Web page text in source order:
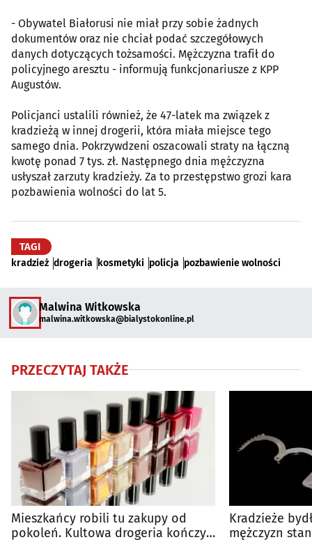
- Obywatel Białorusi nie miał przy sobie żadnych
dokumentów oraz nie chciał podać szczegółowych
danych dotyczących tożsamości. Mężczyzna trafił do
policyjnego aresztu - informują funkcjonariusze z KPP
Augustów.
Policjanci ustalili również, że 47-latek ma związek z
kradzieżą w innej drogerii, która miała miejsce tego
samego dnia. Pokrzywdzeni oszacowali straty na łączną
kwotę ponad 7 tys. zł. Następnego dnia mężczyzna
usłyszał zarzuty kradzieży. Za to przestępstwo grozi kara
pozbawienia wolności do lat 5.
TAGI
kradzież drogeria kosmetyki policja pozbawienie wolności
Malwina Witkowska
malwina.witkowska@bialystokonline.pl
PRZECZYTAJ TAKŻE
Mieszkańcy robili tu zakupy od
pokoleń. Kultowa drogeria kończy
Kradzieże
mężczyzn